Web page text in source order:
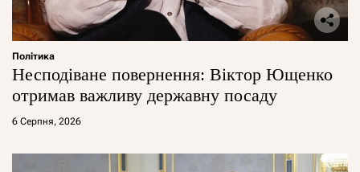
Політика
Несподіване повернення: Віктор Ющенко
отримав важливу державну посаду
6 Серпня, 2026